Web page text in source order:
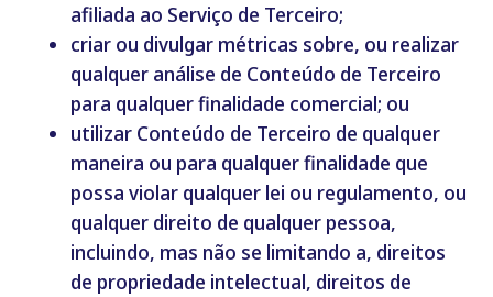
afiliada ao Serviço de Terceiro;
criar ou divulgar métricas sobre, ou realizar
qualquer análise de Conteúdo de Terceiro
para qualquer finalidade comercial; ou
utilizar Conteúdo de Terceiro de qualquer
maneira ou para qualquer finalidade que
possa violar qualquer lei ou regulamento, ou
qualquer direito de qualquer pessoa,
incluindo, mas não se limitando a, direitos
de propriedade intelectual, direitos de